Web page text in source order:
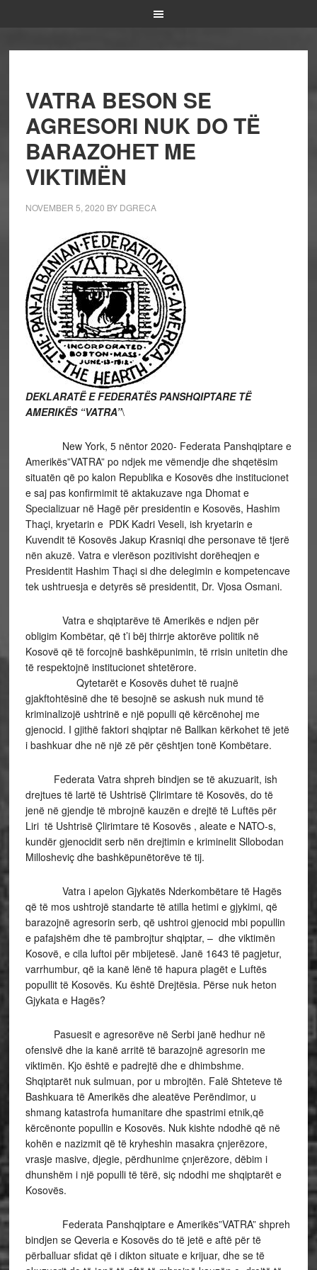
VATRA BESON SE
AGRESORI NUK DO TË
BARAZOHET ME
VIKTIMËN
NOVEMBER 5, 2020 BY DGRECA
DEKLARATË E FEDERATËS PANSHQIPTARE TË
AMERIKËS “VATRA”\
New York, 5 nëntor 2020- Federata Panshqiptare e
Amerikës”VATRA” po ndjek me vëmendje dhe shqetësim
situatën që po kalon Republika e Kosovës dhe institucionet
e saj pas konfirmimit të aktakuzave nga Dhomat e
Specializuar në Hagë për presidentin e Kosovës, Hashim
Thaçi, kryetarin e PDK Kadri Veseli, ish kryetarin e
Kuvendit të Kosovës Jakup Krasniqi dhe personave të tjerë
nën akuzë. Vatra e vlerëson pozitivisht dorëheqjen e
Presidentit Hashim Thaçi si dhe delegimin e kompetencave
tek ushtruesja e detyrës së presidentit, Dr. Vjosa Osmani.
Vatra e shqiptarëve të Amerikës e ndjen për
obligim Kombëtar, që t’i bëj thirrje aktorëve politik në
Kosovë që të forcojnë bashkëpunimin, të rrisin unitetin dhe
të respektojnë institucionet shtetërore.
Qytetarët e Kosovës duhet të ruajnë
gjakftohtësinë dhe të besojnë se askush nuk mund të
kriminalizojë ushtrinë e një populli që kërcënohej me
gjenocid. I gjithë faktori shqiptar në Ballkan kërkohet të jetë
i bashkuar dhe në një zë për çështjen tonë Kombëtare.
Federata Vatra shpreh bindjen se të akuzuarit, ish
drejtues të lartë të Ushtrisë Çlirimtare të Kosovës, do të
jenë në gjendje të mbrojnë kauzën e drejtë të Luftës për
Liri të Ushtrisë Çlirimtare të Kosovës , aleate e NATO-s,
kundër gjenocidit serb nën drejtimin e kriminelit Sllobodan
Millosheviç dhe bashkëpunëtorëve të tij.
Vatra i apelon Gjykatës Nderkombëtare të Hagës
që të mos ushtrojë standarte të atilla hetimi e gjykimi, që
barazojnë agresorin serb, që ushtroi gjenocid mbi popullin
e pafajshëm dhe të pambrojtur shqiptar, – dhe viktimën
Kosovë, e cila luftoi për mbijetesë. Janë 1643 të pagjetur,
varrhumbur, që ia kanë lënë të hapura plagët e Luftës
popullit të Kosovës. Ku është Drejtësia. Përse nuk heton
Gjykata e Hagës?
Pasuesit e agresorëve në Serbi janë hedhur në
ofensivë dhe ia kanë arritë të barazojnë agresorin me
viktimën. Kjo është e padrejtë dhe e dhimbshme.
Shqiptarët nuk sulmuan, por u mbrojtën. Falë Shteteve të
Bashkuara të Amerikës dhe aleatëve Perëndimor, u
shmang katastrofa humanitare dhe spastrimi etnik,që
kërcënonte popullin e Kosovës. Nuk kishte ndodhë që në
kohën e nazizmit që të kryheshin masakra çnjerëzore,
vrasje masive, djegie, përdhunime çnjerëzore, dëbim i
dhunshëm i një populli të tërë, siç ndodhi me shqiptarët e
Kosovës.
Federata Panshqiptare e Amerikës”VATRA” shpreh
bindjen se Qeveria e Kosovës do të jetë e aftë për të
përballuar sfidat që i dikton situate e krijuar, dhe se të